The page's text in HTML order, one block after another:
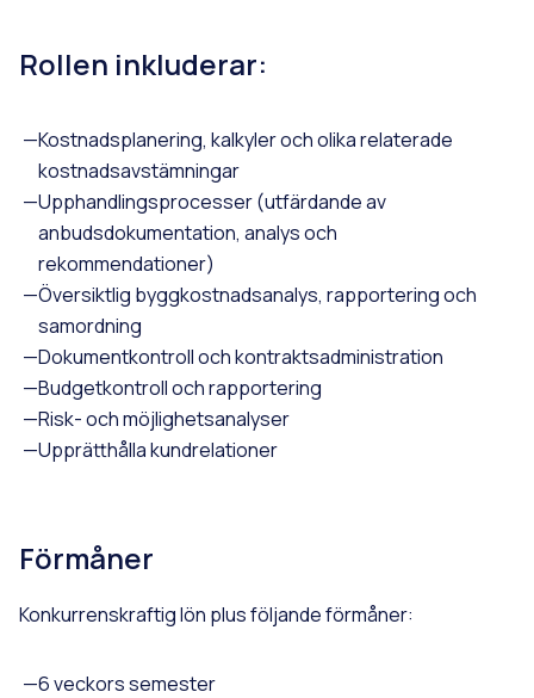
Rollen inkluderar:
Kostnadsplanering, kalkyler och olika relaterade
kostnadsavstämningar
Upphandlingsprocesser (utfärdande av
anbudsdokumentation, analys och
rekommendationer)
Översiktlig byggkostnadsanalys, rapportering och
samordning
Dokumentkontroll och kontraktsadministration
Budgetkontroll och rapportering
Risk- och möjlighetsanalyser
Upprätthålla kundrelationer
Förmåner
Konkurrenskraftig lön plus följande förmåner:
6 veckors semester